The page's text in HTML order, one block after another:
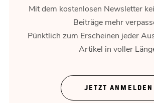
Theater ohne Zeigefinger
Gregor Bloéb über „Feuernacht“. Und
Mit dem kostenlosen Newsletter
Beiträge mehr
Pünktlich zum Erscheinen jeder
Artikel in voller
JETZT ANMELDEN